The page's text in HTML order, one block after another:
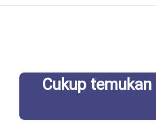
Cukup temukan